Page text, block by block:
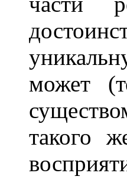
может
такого